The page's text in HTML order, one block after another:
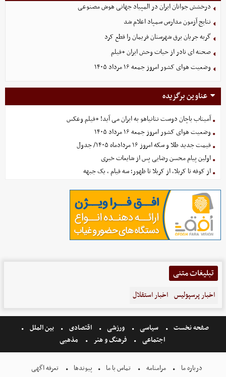
درخشش جوانان ایران در المپیاد جهانی هوش مصنوعی
نتایج آزمون مدارس سمپاد اعلام شد
گربه جریان برق شهرستان فریمان را قطع کرد
صحنه ای نادر از حیات وحش ایران +فیلم
وضعیت هوای کشور امروز جمعه ۱۶ مرداد ۱۴۰۵
عناوین برگزیده
آمیتاب باچان دوست نتانیاهو به ایران می آید! +فیلم وعکس
وضعیت هوای کشور امروز جمعه ۱۶ مرداد ۱۴۰۵
قیمت جدید طلا و سکه امروز ۱۶ مردادماه ۱۴۰۵/ جدول
اولین پیام محسن رضایی پس از شایعات خبری
از کوفه تا کربلا، از کربلا تا ظهور؛ سه قیام ، یک جبهه
تبلیغات متنی
اخبار پرسپولیس اخبار استقلال
صفحه نخست سیاسی ورزشی اقتصادی
بین الملل
اجتماعی
فرهنگ و هنر مذهبی
درباره ما مرامنامه تماس با ما پیوندها تعرفه اگهی